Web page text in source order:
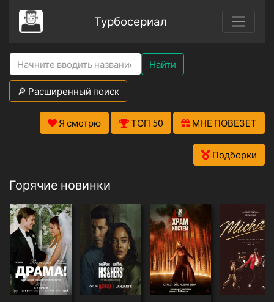
Турбосериал
Найти
🔎 Расширенный поиск
Я смотрю ТОП 50 МНЕ ПОВЕЗЕТ
Подборки
Горячие новинки